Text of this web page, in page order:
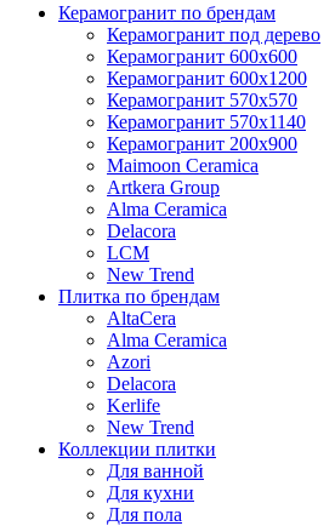
Керамогранит по брендам
Керамогранит под дерево
Керамогранит 600x600
Керамогранит 600x1200
Керамогранит 570x570
Керамогранит 570x1140
Керамогранит 200x900
Maimoon Ceramica
Artkera Group
Alma Ceramica
Delacora
LCM
New Trend
Плитка по брендам
AltaCera
Аlma Ceramica
Azori
Delacora
Kerlife
New Trend
Коллекции плитки
Для ванной
Для кухни
Для пола